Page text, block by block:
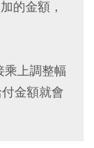
的金額，
乘上調整幅
金額就會